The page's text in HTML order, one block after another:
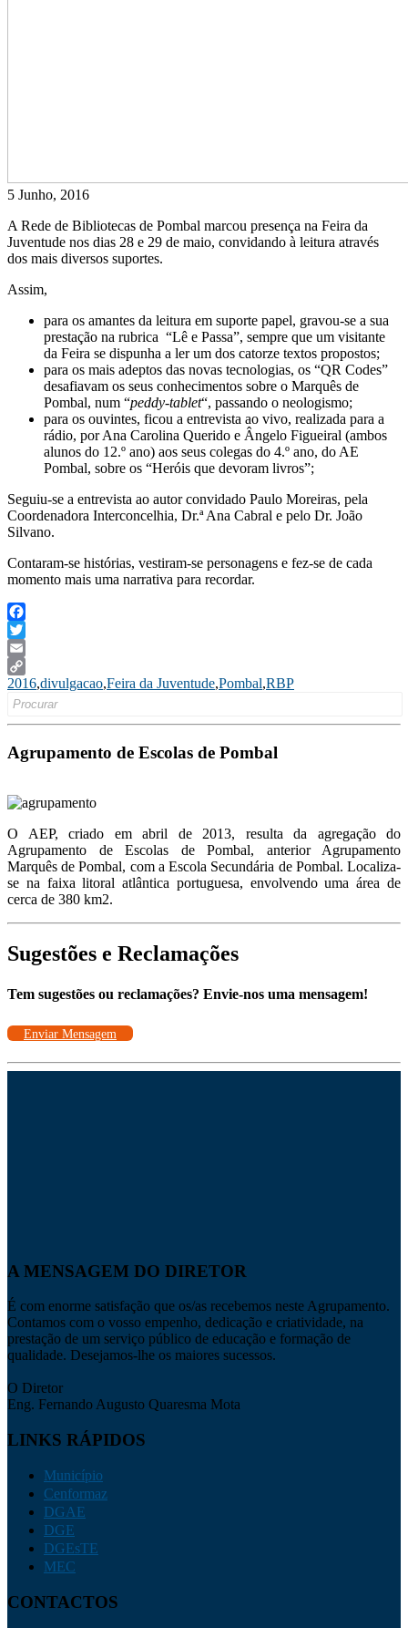
5 Junho, 2016
A Rede de Bibliotecas de Pombal marcou presença na Feira da
Juventude nos dias 28 e 29 de maio, convidando à leitura através
dos mais diversos suportes.
Assim,
para os amantes da leitura em suporte papel, gravou-se a sua
prestação na rubrica “Lê e Passa”, sempre que um visitante
da Feira se dispunha a ler um dos catorze textos propostos;
para os mais adeptos das novas tecnologias, os “QR Codes”
desafiavam os seus conhecimentos sobre o Marquês de
Pombal, num “peddy-tablet“, passando o neologismo;
para os ouvintes, ficou a entrevista ao vivo, realizada para a
rádio, por Ana Carolina Querido e Ângelo Figueiral (ambos
alunos do 12.º ano) aos seus colegas do 4.º ano, do AE
Pombal, sobre os “Heróis que devoram livros”;
Seguiu-se a entrevista ao autor convidado Paulo Moreiras, pela
Coordenadora Interconcelhia, Dr.ª Ana Cabral e pelo Dr. João
Silvano.
Contaram-se histórias, vestiram-se personagens e fez-se de cada
momento mais uma narrativa para recordar.
Facebook
Twitter
Email
Copy
Link
2016,divulgacao,Feira da Juventude,Pombal,RBP
Search
Agrupamento de Escolas de Pombal
O AEP, criado em abril de 2013, resulta da agregação do
Agrupamento de Escolas de Pombal, anterior Agrupamento
Marquês de Pombal, com a Escola Secundária de Pombal. Localiza-
se na faixa litoral atlântica portuguesa, envolvendo uma área de
cerca de 380 km2.
Sugestões e Reclamações
Tem sugestões ou reclamações? Envie-nos uma mensagem!
Enviar Mensagem
A MENSAGEM DO DIRETOR
É com enorme satisfação que os/as recebemos neste Agrupamento.
Contamos com o vosso empenho, dedicação e criatividade, na
prestação de um serviço público de educação e formação de
qualidade. Desejamos-lhe os maiores sucessos.
O Diretor
Eng. Fernando Augusto Quaresma Mota
LINKS RÁPIDOS
Município
Cenformaz
DGAE
DGE
DGEsTE
MEC
CONTACTOS